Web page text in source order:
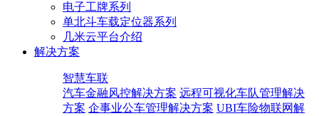
电子工牌系列
单北斗车载定位器系列
几米云平台介绍
解决方案
智慧车联
汽车金融风控解决方案 远程可视化车队管理解决
方案 企事业公车管理解决方案 UBI车险物联网解